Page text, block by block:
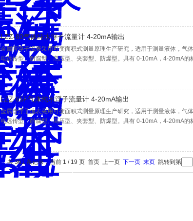
示。累积，数字通讯，现场修改测量参数，不同的供电方式功能，带有磁
泛应用于，石油、化工、发电、制药、食品、水处理等。复杂，恶劣环境
测量过程中。
LZZ-80气体纯水浮子流量计 4-20mA输出
金属管浮子流表采用可变面积式测量原理生产研究，适用于测量液体，气
电远传型、耐腐型、高压型、夹套型、防爆型。具有 0-10mA，4-20mA的
示。累积，数字通讯，现场修改测量参数，不同的供电方式功能，带有磁
泛应用于，石油、化工、发电、制药、食品、水处理等。复杂，恶劣环境
测量过程中。
LZZ-65F气体纯水浮子流量计 4-20mA输出
金属管浮子流表采用可变面积式测量原理生产研究，适用于测量液体，气
电远传型、耐腐型、高压型、夹套型、防爆型。具有 0-10mA，4-20mA的
示。累积，数字通讯，现场修改测量参数，不同的供电方式功能，带有磁
泛应用于，石油、化工、发电、制药、食品、水处理等。复杂，恶劣环境
测量过程中。
共 361 条记录，当前 1 / 19 页 首页 上一页 下一页 末页 跳转到第